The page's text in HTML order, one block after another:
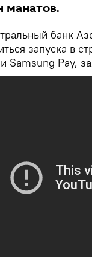
манатов.
банк
запуска в
Samsung Pay,